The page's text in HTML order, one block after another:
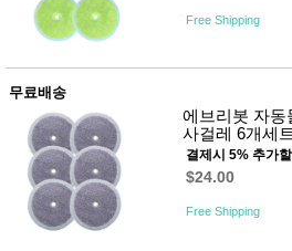
Free Shipping
무료배송
에브리봇 자동
사걸레 6개세트
결제시 5% 추가
$24.00
Free Shipping